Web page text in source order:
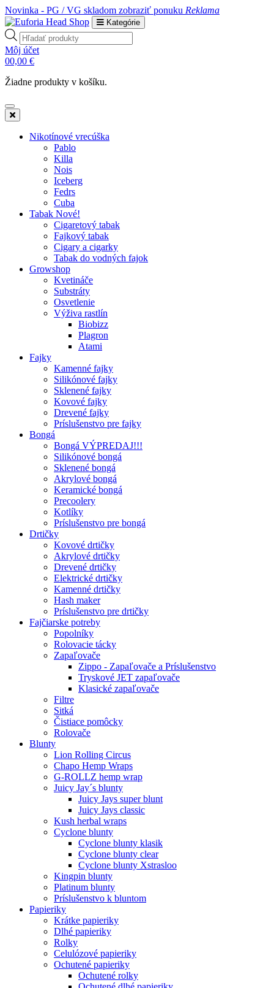
Novinka - PG / VG skladom zobraziť ponuku Reklama
Kategórie
Products
search
Môj účet
00,00 €
Žiadne produkty v košíku.
Nikotínové vrecúška
Pablo
Killa
Nois
Iceberg
Fedrs
Cuba
Tabak Nové!
Cigaretový tabak
Fajkový tabak
Cigary a cigarky
Tabak do vodných fajok
Growshop
Kvetináče
Substráty
Osvetlenie
Výživa rastlín
Biobizz
Plagron
Atami
Fajky
Kamenné fajky
Silikónové fajky
Sklenené fajky
Kovové fajky
Drevené fajky
Príslušenstvo pre fajky
Bongá
Bongá VÝPREDAJ!!!
Silikónové bongá
Sklenené bongá
Akrylové bongá
Keramické bongá
Precoolery
Kotlíky
Príslušenstvo pre bongá
Drtičky
Kovové drtičky
Akrylové drtičky
Drevené drtičky
Elektrické drtičky
Kamenné drtičky
Hash maker
Príslušenstvo pre drtičky
Fajčiarske potreby
Popolníky
Rolovacie tácky
Zapaľovače
Zippo - Zapaľovače a Príslušenstvo
Tryskové JET zapaľovače
Klasické zapaľovače
Filtre
Sitká
Čistiace pomôcky
Rolovače
Blunty
Lion Rolling Circus
Chapo Hemp Wraps
G-ROLLZ hemp wrap
Juicy Jay´s blunty
Juicy Jays super blunt
Juicy Jays classic
Kush herbal wraps
Cyclone blunty
Cyclone blunty klasik
Cyclone blunty clear
Cyclone blunty Xstrasloo
Kingpin blunty
Platinum blunty
Príslušenstvo k bluntom
Papieriky
Krátke papieriky
Dlhé papieriky
Rolky
Celulózové papieriky
Ochutené papieriky
Ochutené rolky